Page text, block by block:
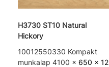
H3730 ST10 Natural
Hickory
10012550330 Kompakt
munkalap 4100 x 650 x 12